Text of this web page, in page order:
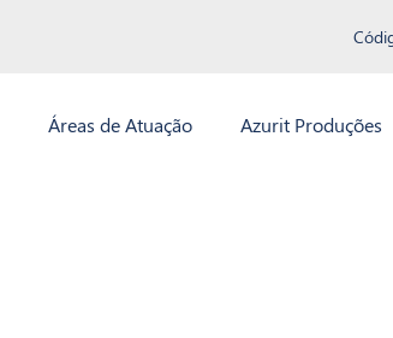
Áreas de Atuação Azurit Produções